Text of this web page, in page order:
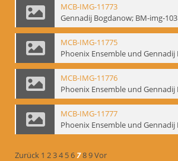
MCB-IMG-11773
Gennadij Bogdanow; BM-img-103
MCB-IMG-11775
MCB-IMG-11776
MCB-IMG-11777
Zurück 1 234 56789Vor